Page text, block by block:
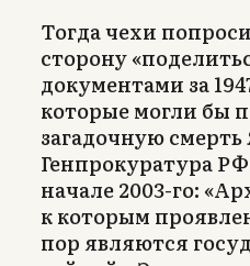
Тогда чехи
сторону
документами за
которые могли бы
загадочную
Генпрокуратура
начале 2003-го:
к которым
пор являются